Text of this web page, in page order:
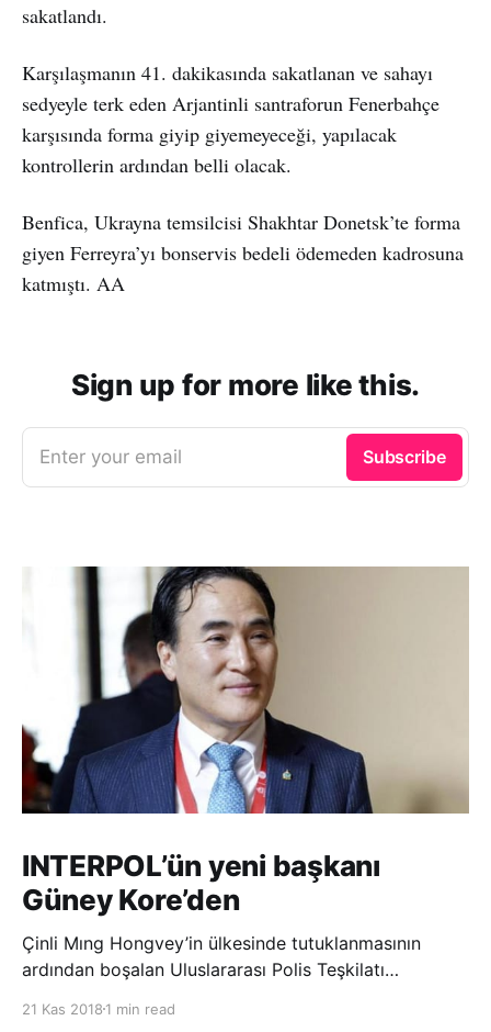
sakatlandı.
Karşılaşmanın 41. dakikasında sakatlanan ve sahayı
sedyeyle terk eden Arjantinli santraforun Fenerbahçe
karşısında forma giyip giyemeyeceği, yapılacak
kontrollerin ardından belli olacak.
Benfica, Ukrayna temsilcisi Shakhtar Donetsk’te forma
giyen Ferreyra’yı bonservis bedeli ödemeden kadrosuna
katmıştı. AA
Sign up for more like this.
Enter your email Subscribe
INTERPOL’ün yeni başkanı
Güney Kore’den
Çinli Mıng Hongvey’in ülkesinde tutuklanmasının
ardından boşalan Uluslararası Polis Teşkilatı
seçildi. INTERPOL Genel Kurulu’nun Dubai’deki
21 Kas 2018 1 min read